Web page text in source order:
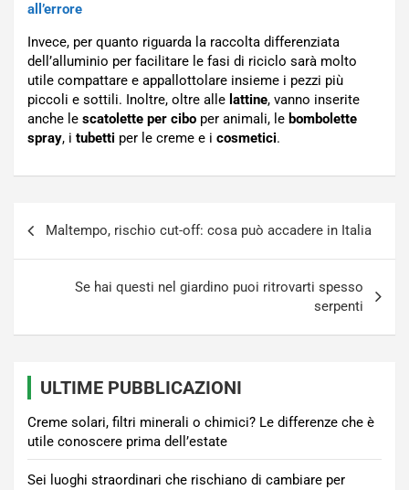
all’errore
Invece, per quanto riguarda la raccolta differenziata
dell’alluminio per facilitare le fasi di riciclo sarà molto
utile compattare e appallottolare insieme i pezzi più
piccoli e sottili. Inoltre, oltre alle lattine, vanno inserite
anche le scatolette per cibo per animali, le bombolette
spray, i tubetti per le creme e i cosmetici.
Maltempo, rischio cut-off: cosa può accadere in Italia
Se hai questi nel giardino puoi ritrovarti spesso
serpenti
ULTIME PUBBLICAZIONI
Creme solari, filtri minerali o chimici? Le differenze che è
utile conoscere prima dell’estate
Sei luoghi straordinari che rischiano di cambiare per